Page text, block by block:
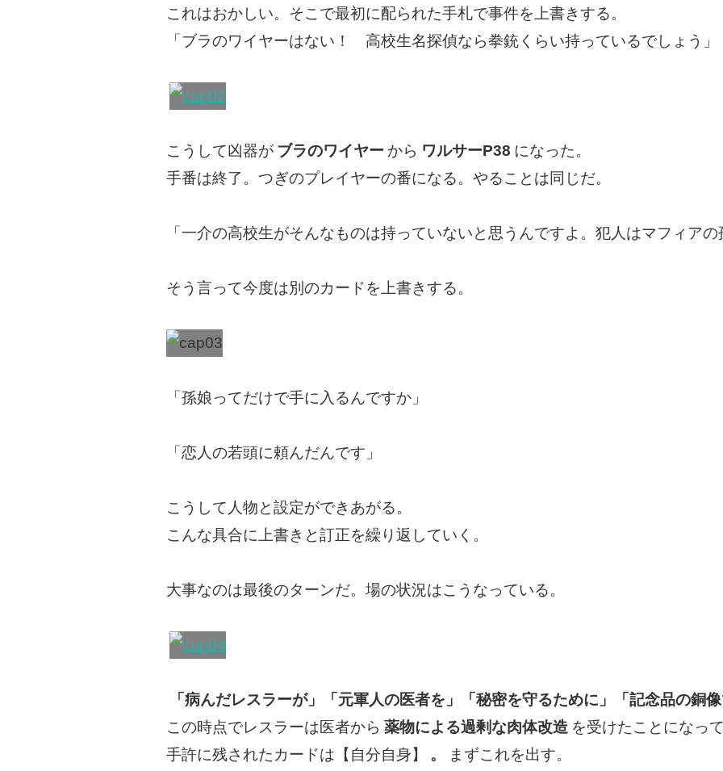
これはおかしい。そこで最初に配られた手札で事件を上書きする。
「ブラのワイヤーはない！ 高校生名探偵なら拳銃くらい持っているでしょう」
こうして凶器が ブラのワイヤー から ワルサーP38 になった。
手番は終了。つぎのプレイヤーの番になる。やることは同じだ。
「一介の高校生がそんなものは持っていないと思うんですよ。犯人はマフィア
そう言って今度は別のカードを上書きする。
「孫娘ってだけで手に入るんですか」
「恋人の若頭に頼んだんです」
こうして人物と設定ができあがる。
こんな具合に上書きと訂正を繰り返していく。
大事なのは最後のターンだ。場の状況はこうなっている。
「病んだレスラーが」「元軍人の医者を」「秘密を守るために」「記念品の銅
この時点でレスラーは医者から 薬物による過剰な肉体改造 を受けたことになっ
手許に残されたカードは【自分自身】
。 まずこれを出す。